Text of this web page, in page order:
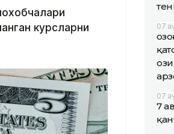
курсларни
07
07
7